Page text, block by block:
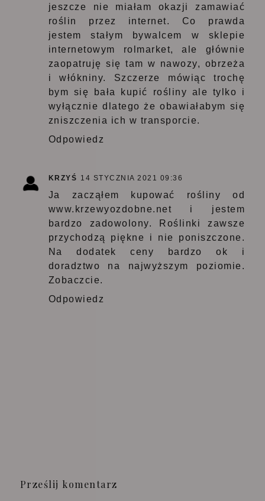
jeszcze nie miałam okazji zamawiać
roślin przez internet. Co prawda
jestem stałym bywalcem w sklepie
internetowym rolmarket, ale głównie
zaopatruję się tam w nawozy, obrzeża
i włókniny. Szczerze mówiąc trochę
bym się bała kupić rośliny ale tylko i
wyłącznie dlatego że obawiałabym się
zniszczenia ich w transporcie.
Odpowiedz
KRZYŚ 14 STYCZNIA 2021 09:36
Ja zacząłem kupować rośliny od
www.krzewyozdobne.net i jestem
bardzo zadowolony. Roślinki zawsze
przychodzą piękne i nie poniszczone.
Na dodatek ceny bardzo ok i
doradztwo na najwyższym poziomie.
Zobaczcie.
Odpowiedz
Prześlij komentarz